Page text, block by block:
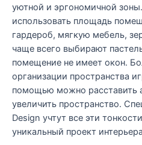
уютной и эргономичной
использовать площадь
гардероб, мягкую мебель,
чаще всего выбирают
помещение не имеет окон.
организации пространства
помощью можно расставить
увеличить пространство.
Design учтут все эти
уникальный проект